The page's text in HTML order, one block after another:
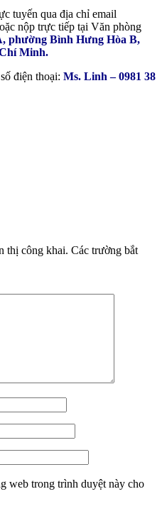
tuyến qua địa chỉ email
nộp trực tiếp tại Văn phòng
phường Bình Hưng Hòa B,
Minh.
điện thoại: Ms. Linh – 0981 38
thị công khai. Các trường bắt
web trong trình duyệt này cho